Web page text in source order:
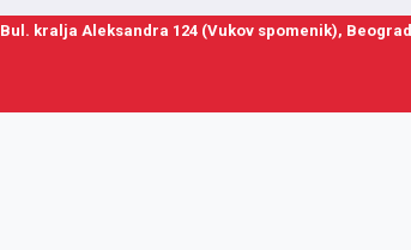
Bul. kralja Aleksandra 124 (Vukov spomenik), Beograd